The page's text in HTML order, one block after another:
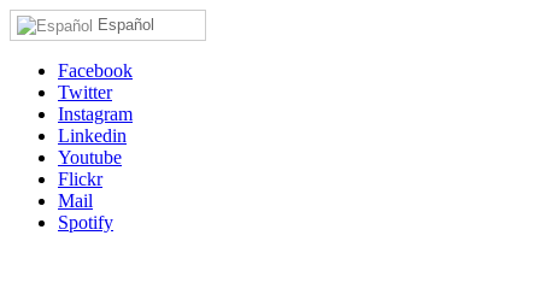
Español
Facebook
Twitter
Instagram
Linkedin
Youtube
Flickr
Mail
Spotify